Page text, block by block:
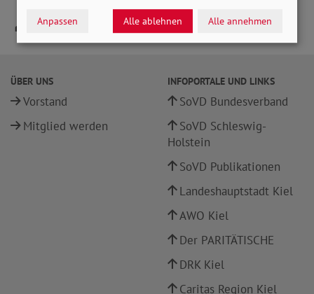
ÜBER UNS
Vorstand
Mitglied werden
INFOPORTALE UND LINKS
SoVD Bundesverband
SoVD Schleswig-
Holstein
SoVD Publikationen
Landeshauptstadt Kiel
AWO Kiel
Der PARITÄTISCHE
DRK Kiel
Caritas Region Kiel
Anpassen Alle ablehnen Alle annehmen